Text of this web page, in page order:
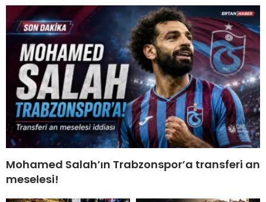
Mohamed Salah’ın Trabzonspor’a transferi an
meselesi!